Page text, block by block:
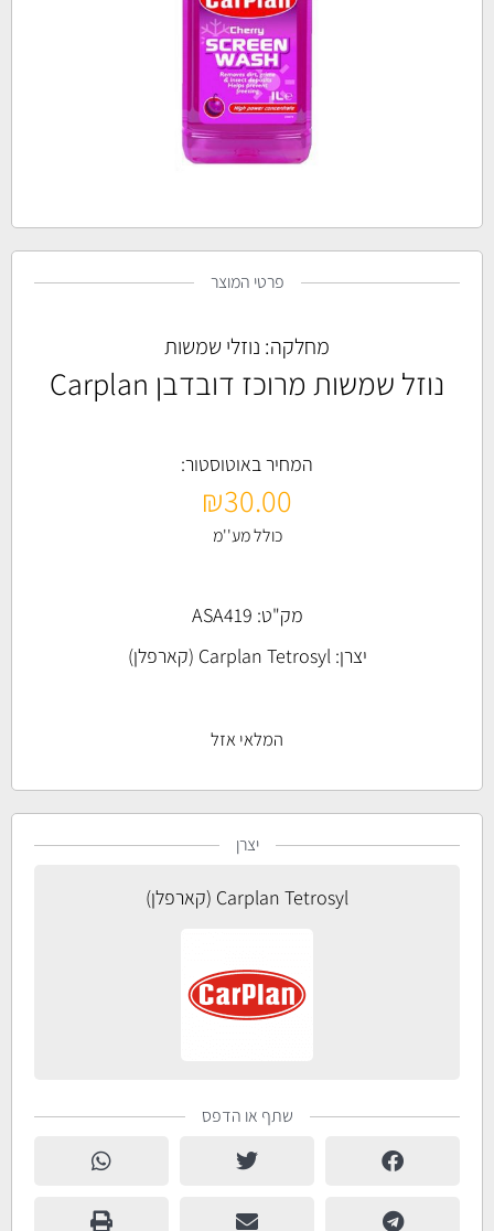
פרטי המוצר
מחלקה: נוזלי שמשות
נוזל שמשות מרוכז דובדבן Carplan
המחיר באוטוסטור:
₪30.00
כולל מע''מ
מק"ט: ASA419
יצרן:Carplan Tetrosyl (קארפלן)
המלאי אזל
יצרן
Carplan Tetrosyl (קארפלן)
שתף או הדפס